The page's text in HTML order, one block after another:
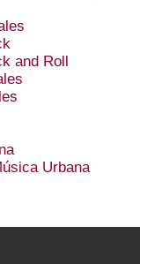
and Roll
Urbana